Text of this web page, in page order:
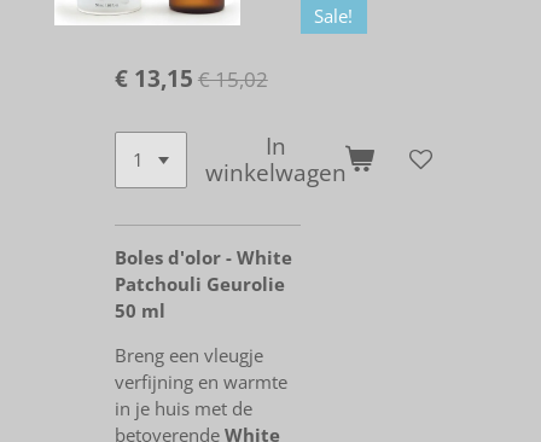
Sale!
€ 13,15 € 15,02
In
winkelwagen
Boles d'olor - White
Patchouli Geurolie
50 ml
Breng een vleugje
verfijning en warmte
in je huis met de
betoverende White